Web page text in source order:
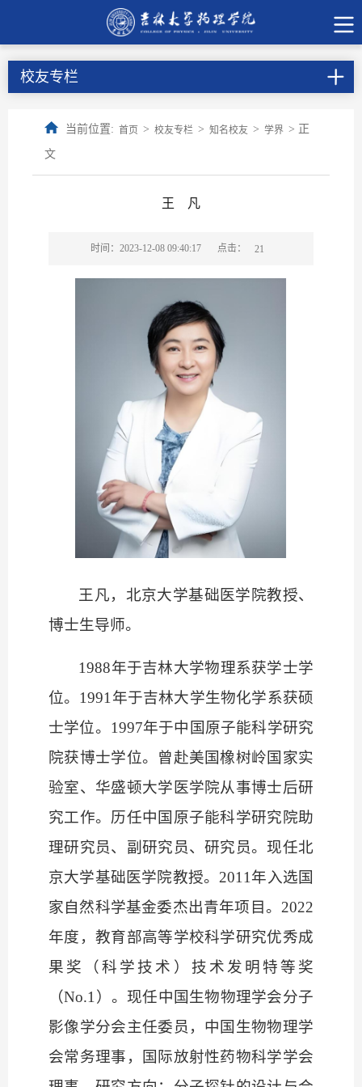
校友专栏
当前位置: 首页 > 校友专栏 > 知名校友 > 学界 > 正
文
王 凡
时间：2023-12-08 09:40:17 点击： 21
王凡，北京大学基础医学院教授、
博士生导师。
1988年于吉林大学物理系获学士学
位。1991年于吉林大学生物化学系获硕
士学位。1997年于中国原子能科学研究
院获博士学位。曾赴美国橡树岭国家实
验室、华盛顿大学医学院从事博士后研
究工作。历任中国原子能科学研究院助
理研究员、副研究员、研究员。现任北
京大学基础医学院教授。2011年入选国
家自然科学基金委杰出青年项目。2022
年度，教育部高等学校科学研究优秀成
果奖（科学技术）技术发明特等奖
（No.1）。现任中国生物物理学会分子
影像学分会主任委员，中国生物物理学
会常务理事，国际放射性药物科学学会